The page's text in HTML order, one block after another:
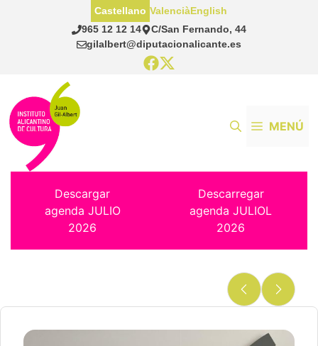
965 12 12 14
C/San Fernando, 44
gilalbert@diputacionalicante.es
Castellano ValenciàEnglish
MENÚ
Descargar
agenda JULIO
2026
Descarregar
agenda JULIOL
2026